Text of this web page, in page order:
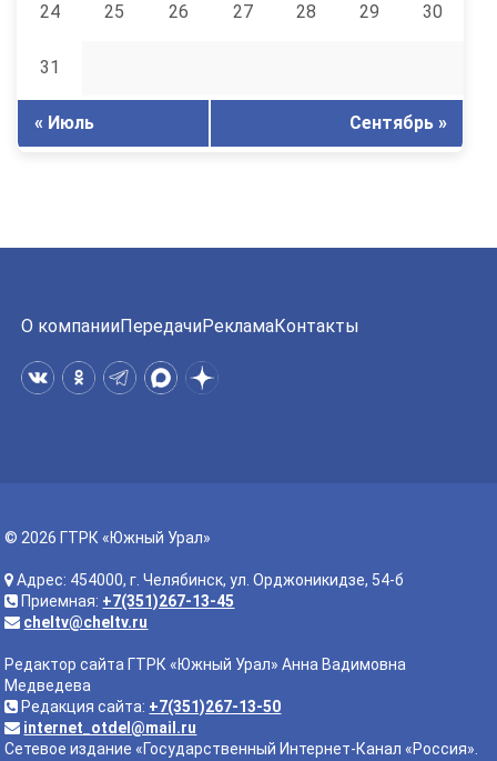
24 25 26 27 28 29 30
31
« Июль Сентябрь »
О компанииПередачиРекламаКонтакты
© 2026 ГТРК «Южный Урал»
Адрес: 454000, г. Челябинск, ул. Орджоникидзе, 54-б
Приемная: +7(351)267-13-45
cheltv@cheltv.ru
Редактор сайта ГТРК «Южный Урал» Анна Вадимовна
Медведева
Редакция сайта: +7(351)267-13-50
internet_otdel@mail.ru
Сетевое издание «Государственный Интернет-Канал «Россия».